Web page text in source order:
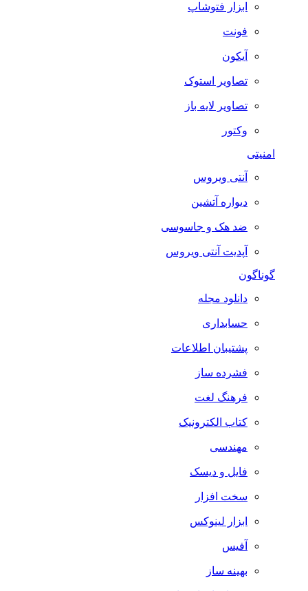
ابزار فتوشاپ
فونت
آیکون
تصاویر استوک
تصاویر لایه باز
وکتور
آنتی ویروس
دیواره آتشین
ضد هک و جاسوسی
آپدیت آنتی ویروس
گوناگون
دانلود مجله
حسابداری
پشتیبان اطلاعات
فشرده ساز
فرهنگ لغت
کتاب الکترونیک
مهندسی
فایل و دیسک
سخت افزار
ابزار لینوکس
آفیس
بهینه ساز